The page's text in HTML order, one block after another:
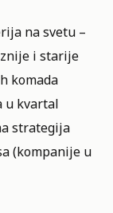
na svetu –
i starije
komada
u kvartal
strategija
(kompanije u